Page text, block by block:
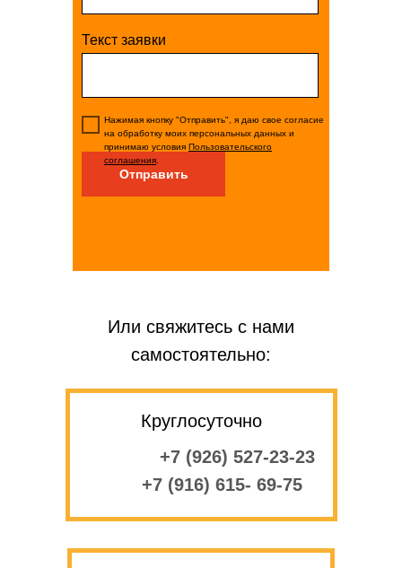
Текст заявки
Отправить
Нажимая кнопку "Отправить", я даю свое согласие
на обработку моих персональных данных и
принимаю условия Пользовательского
соглашения
Или свяжитесь с нами
самостоятельно:
Круглосуточно
+7 (926) 527-23-23
+7 (916) 615- 69-75